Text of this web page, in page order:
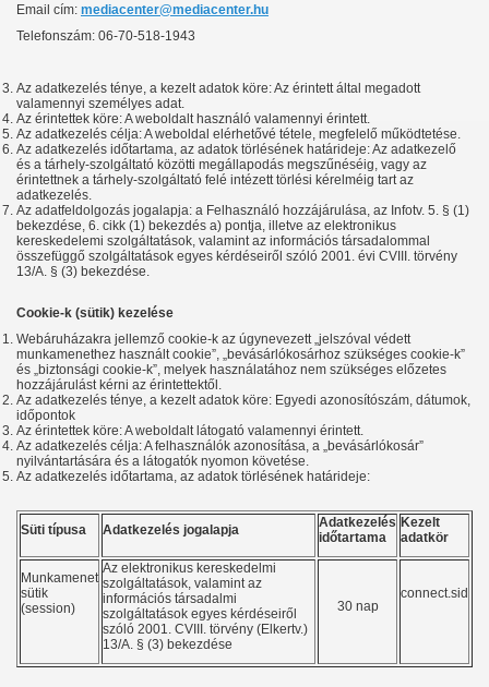
Email cím: mediacenter@mediacenter.hu
Telefonszám: 06-70-518-1943
Az adatkezelés ténye, a kezelt adatok köre: Az érintett által megadott
valamennyi személyes adat.
Az érintettek köre: A weboldalt használó valamennyi érintett.
Az adatkezelés célja: A weboldal elérhetővé tétele, megfelelő működtetése.
Az adatkezelés időtartama, az adatok törlésének határideje: Az adatkezelő
és a tárhely-szolgáltató közötti megállapodás megszűnéséig, vagy az
érintettnek a tárhely-szolgáltató felé intézett törlési kérelméig tart az
adatkezelés.
Az adatfeldolgozás jogalapja: a Felhasználó hozzájárulása, az Infotv. 5. § (1)
bekezdése, 6. cikk (1) bekezdés a) pontja, illetve az elektronikus
kereskedelemi szolgáltatások, valamint az információs társadalommal
összefüggő szolgáltatások egyes kérdéseiről szóló 2001. évi CVIII. törvény
13/A. § (3) bekezdése.
Cookie-k (sütik) kezelése
Webáruházakra jellemző cookie-k az úgynevezett „jelszóval védett
munkamenethez használt cookie”, „bevásárlókosárhoz szükséges cookie-k”
és „biztonsági cookie-k”, melyek használatához nem szükséges előzetes
hozzájárulást kérni az érintettektől.
Az adatkezelés ténye, a kezelt adatok köre: Egyedi azonosítószám, dátumok,
időpontok
Az érintettek köre: A weboldalt látogató valamennyi érintett.
Az adatkezelés célja: A felhasználók azonosítása, a „bevásárlókosár”
nyilvántartására és a látogatók nyomon követése.
Az adatkezelés időtartama, az adatok törlésének határideje:
Süti típusa Adatkezelés jogalapja
Adatkezelés
időtartama
Kezelt
adatkör
Munkamenet
sütik
(session)
Az elektronikus kereskedelmi
szolgáltatások, valamint az
információs társadalmi
szolgáltatások egyes kérdéseiről
szóló 2001. CVIII. törvény (Elkertv.)
13/A. § (3) bekezdése
30 nap
connect.sid